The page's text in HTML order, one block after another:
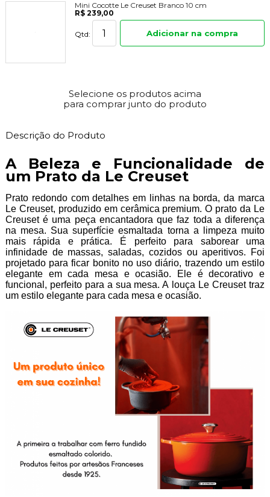
Mini Cocotte Le Creuset Branco 10 cm
R$ 239,00
Qtd: Adicionar na compra
Selecione os produtos acima
para comprar junto do produto
Descrição do Produto
A Beleza e Funcionalidade de
um Prato da Le Creuset
Prato redondo com detalhes em linhas na borda, da marca
Le Creuset, produzido em cerâmica premium. O prato da Le
Creuset é uma peça encantadora que faz toda a diferença
na mesa. Sua superfície esmaltada torna a limpeza muito
mais rápida e prática. É perfeito para saborear uma
infinidade de massas, saladas, cozidos ou aperitivos. Foi
projetado para ficar bonito no uso diário, trazendo um estilo
elegante em cada mesa e ocasião. Ele é decorativo e
funcional, perfeito para a sua mesa. A louça Le Creuset traz
um estilo elegante para cada mesa e ocasião.